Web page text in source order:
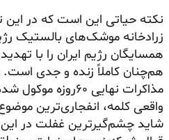
نکته حیاتی این است که در این
زرادخانه موشک‌های بالستیک
همسایگان رژیم ایران را با
هم‌چنان کاملاً زنده و جدی
مذاکرات نهایی
واقعی کلمه، انفجاری‌ترین
شاید چشم‌گیرترین غفلت در